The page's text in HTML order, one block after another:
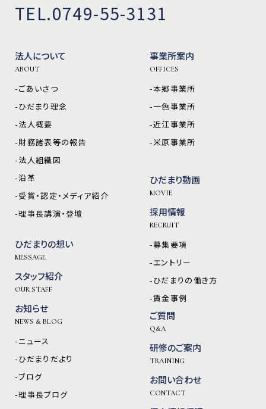
TEL.0749-55-3131
法人について
ABOUT
-ごあいさつ
-ひだまり理念
-法人概要
-財務諸表等の報告
-法人組織図
-沿革
-受賞・認定・メディア紹介
-理事長講演・登壇
ひだまりの想い
MESSAGE
スタッフ紹介
OUR STAFF
お知らせ
NEWS & BLOG
-ニュース
-ひだまりだより
-ブログ
-理事長ブログ
事業所案内
OFFICES
-本郷事業所
-一色事業所
-近江事業所
-米原事業所
ひだまり動画
MOVIE
採用情報
RECRUIT
-募集要項
-エントリー
-ひだまりの働き方
-賃金事例
ご質問
Q&A
研修のご案内
TRAINING
お問い合わせ
CONTACT